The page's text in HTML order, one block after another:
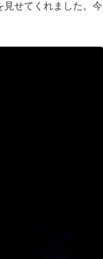
せてくれました。今